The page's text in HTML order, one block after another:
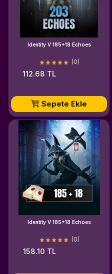
Identity V 185+18 Echoes
(0)
112.68 TL
Sepete Ekle
Identity V 185+18 Echoes
(0)
158.10 TL